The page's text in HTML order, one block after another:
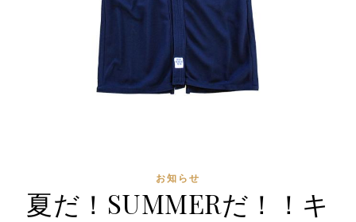
お知らせ
夏だ！SUMMERだ！！キ